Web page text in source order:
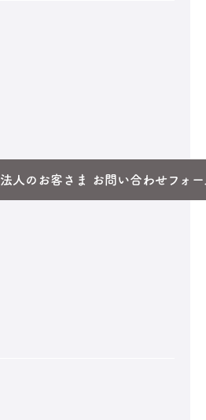
法人のお客さま お問い合わせフォー